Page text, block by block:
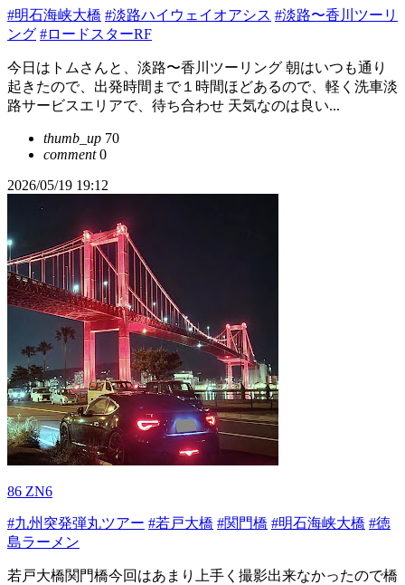
#明石海峡大橋 #淡路ハイウェイオアシス #淡路〜香川ツーリ
ング #ロードスターRF
今日はトムさんと、淡路〜香川ツーリング 朝はいつも通り
起きたので、出発時間まで１時間ほどあるので、軽く洗車淡
路サービスエリアで、待ち合わせ 天気なのは良い...
thumb_up 70
comment0
2026/05/19 19:12
86 ZN6
#九州突発弾丸ツアー #若戸大橋 #関門橋 #明石海峡大橋 #徳
島ラーメン
若戸大橋関門橋今回はあまり上手く撮影出来なかったので橋